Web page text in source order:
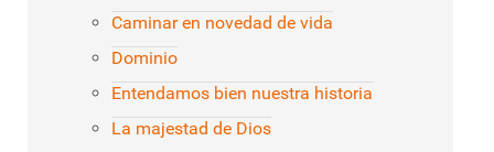
Caminar en novedad de vida
Dominio
Entendamos bien nuestra historia
La majestad de Dios